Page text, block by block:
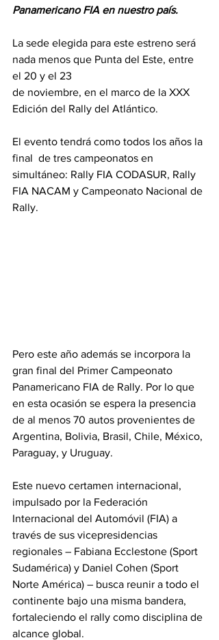
Panamericano FIA en nuestro país.
La sede elegida para este estreno será
nada menos que Punta del Este, entre
el 20 y el 23
de noviembre, en el marco de la XXX
Edición del Rally del Atlántico.
El evento tendrá como todos los años la
final  de tres campeonatos en
simultáneo: Rally FIA CODASUR, Rally
FIA NACAM y Campeonato Nacional de
Rally.
Pero este año además se incorpora la
gran final del Primer Campeonato
Panamericano FIA de Rally. Por lo que
en esta ocasión se espera la presencia
de al menos 70 autos provenientes de
Argentina, Bolivia, Brasil, Chile, México,
Paraguay, y Uruguay.
Este nuevo certamen internacional,
impulsado por la Federación
Internacional del Automóvil (FIA) a
través de sus vicepresidencias
regionales – Fabiana Ecclestone (Sport
Sudamérica) y Daniel Cohen (Sport
Norte América) – busca reunir a todo el
continente bajo una misma bandera,
fortaleciendo el rally como disciplina de
alcance global.